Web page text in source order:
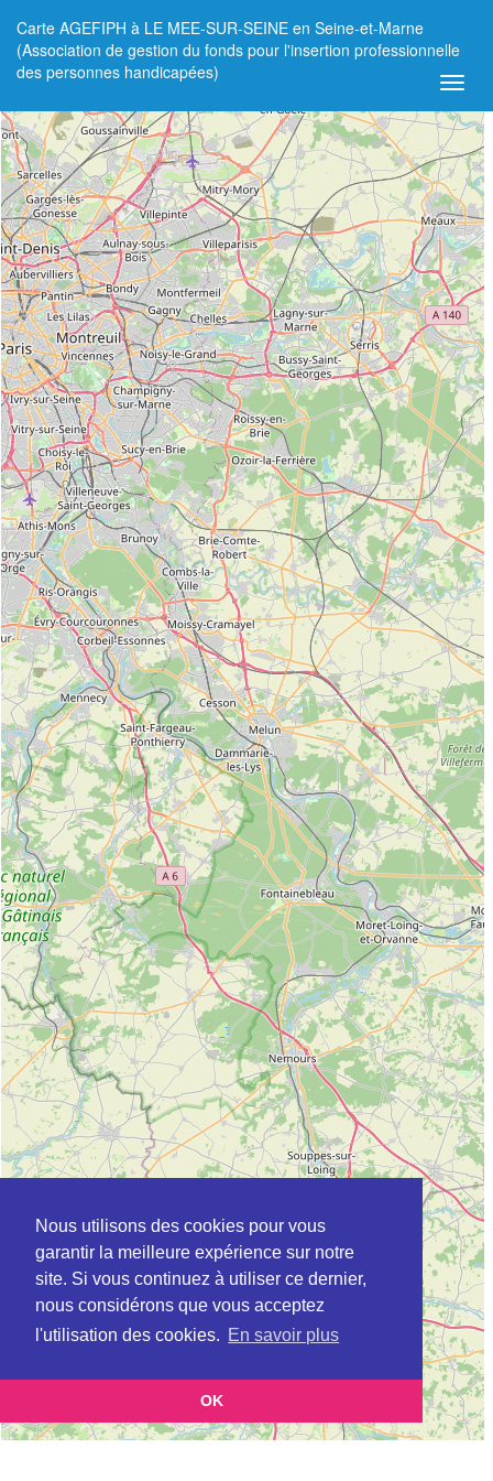
Nous utilisons des cookies pour vous
garantir la meilleure expérience sur notre
site. Si vous continuez à utiliser ce dernier,
nous considérons que vous acceptez
l'utilisation des cookies. En savoir plus
OK
Carte AGEFIPH à LE MEE-SUR-SEINE en Seine-et-Marne
(Association de gestion du fonds pour l'insertion professionnelle
des personnes handicapées)
+
−